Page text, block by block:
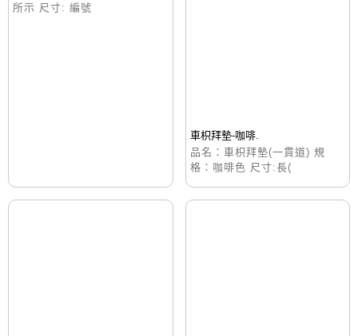
所示 尺寸: 編號
車枳拜墊-咖啡.
品名：車枳拜墊(一貫道) 規
格：咖啡色 尺寸:長(